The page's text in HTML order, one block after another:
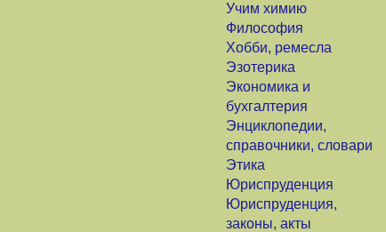
Учим химию
Философия
Хобби, ремесла
Эзотерика
Экономика и
бухгалтерия
Энциклопедии,
справочники, словари
Этика
Юриспруденция
Юриспруденция,
законы, акты